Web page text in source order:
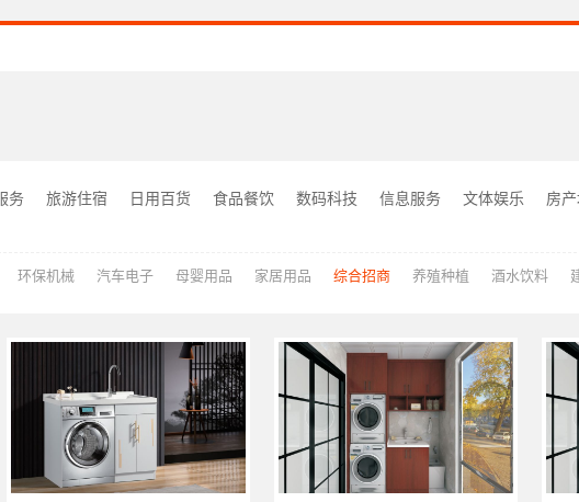
务 旅游住宿 日用百货 食品餐饮 数码科技 信息服务 文体娱乐 房
环保机械 汽车电子 母婴用品 家居用品 综合招商 养殖种植 酒水饮料